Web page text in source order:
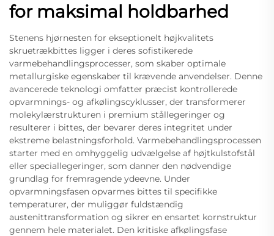
for maksimal holdbarhed
Stenens hjørnesten for ekseptionelt højkvalitets
skruetrækbittes ligger i deres sofistikerede
varmebehandlingsprocesser, som skaber optimale
metallurgiske egenskaber til krævende anvendelser. Denne
avancerede teknologi omfatter præcist kontrollerede
opvarmnings- og afkølingscyklusser, der transformerer
molekylærstrukturen i premium stållegeringer og
resulterer i bittes, der bevarer deres integritet under
ekstreme belastningsforhold. Varmebehandlingsprocessen
starter med en omhyggelig udvælgelse af højtkulstofstål
eller speciallegeringer, som danner den nødvendige
grundlag for fremragende ydeevne. Under
opvarmningsfasen opvarmes bittes til specifikke
temperaturer, der muliggør fuldstændig
austenittransformation og sikrer en ensartet kornstruktur
gennem hele materialet. Den kritiske afkølingsfase